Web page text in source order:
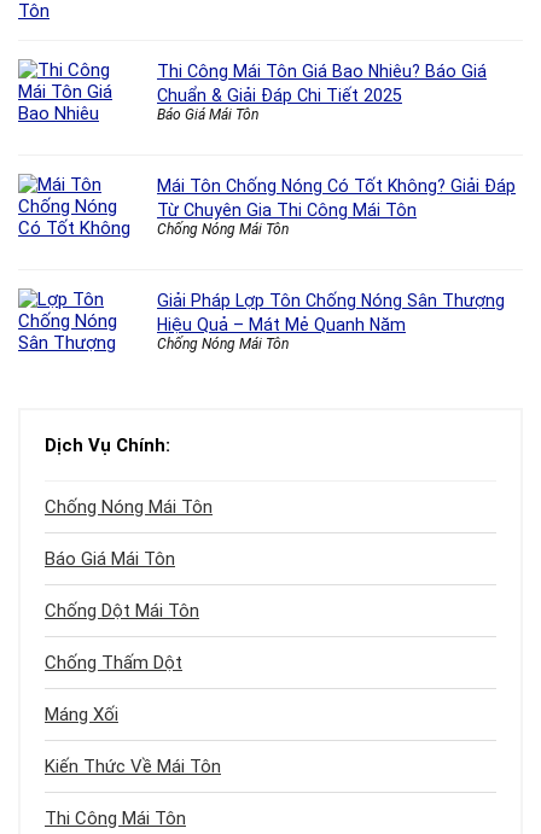
Thi Công Mái Tôn Giá Bao Nhiêu? Báo Giá
Chuẩn & Giải Đáp Chi Tiết 2025
Báo Giá Mái Tôn
Mái Tôn Chống Nóng Có Tốt Không? Giải Đáp
Từ Chuyên Gia Thi Công Mái Tôn
Chống Nóng Mái Tôn
Giải Pháp Lợp Tôn Chống Nóng Sân Thượng
Hiệu Quả – Mát Mẻ Quanh Năm
Chống Nóng Mái Tôn
Dịch Vụ Chính:
Chống Nóng Mái Tôn
Báo Giá Mái Tôn
Chống Dột Mái Tôn
Chống Thấm Dột
Máng Xối
Kiến Thức Về Mái Tôn
Thi Công Mái Tôn